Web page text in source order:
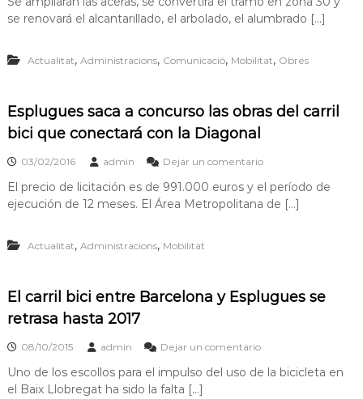
se renovará el alcantarillado, el arbolado, el alumbrado […]
Actualitat, Administracions, Comunicació, Mobilitat, Obres
Esplugues saca a concurso las obras del carril
bici que conectará con la Diagonal
03/02/2016 admin Dejar un comentario
El precio de licitación es de 991.000 euros y el período de
ejecución de 12 meses. El Área Metropolitana de […]
Actualitat, Administracions, Mobilitat
El carril bici entre Barcelona y Esplugues se
retrasa hasta 2017
08/10/2015 admin Dejar un comentario
Uno de los escollos para el impulso del uso de la bicicleta en
el Baix Llobregat ha sido la falta […]